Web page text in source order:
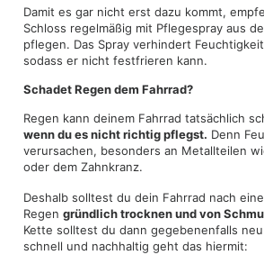
Damit es gar nicht erst dazu kommt,
Schloss regelmäßig mit Pflegespray aus
pflegen. Das Spray verhindert
sodass er nicht festfrieren kann.
Schadet Regen dem Fahrrad?
Regen kann deinem Fahrrad tatsächlich
wenn du es nicht richtig pflegst. Denn
verursachen, besonders an Metallteilen
oder dem Zahnkranz.
Deshalb solltest du dein Fahrrad nach
Regen gründlich trocknen und von
Kette solltest du dann gegebenenfalls
schnell und nachhaltig geht das hiermit: